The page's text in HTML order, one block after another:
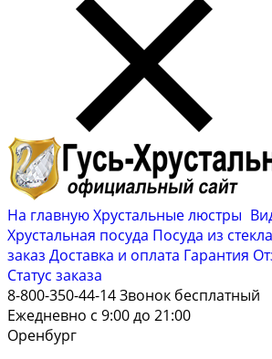
На главнуюХрустальные люстры
Хрустальная посуда Посуда из стекла
заказ Доставка и оплата Гарантия
Cтатус заказа
8-800-350-44-14Звонок бесплатный
Ежедневно с 9:00 до 21:00
Оренбург